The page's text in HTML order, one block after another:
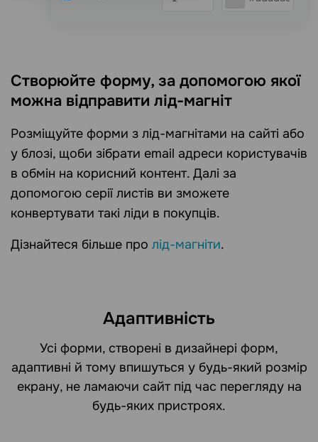
Створюйте форму, за допомогою якої
можна відправити лід-магніт
Розміщуйте форми з лід-магнітами на сайті або
у блозі, щоби зібрати email адреси користувачів
в обмін на корисний контент. Далі за
допомогою серії листів ви зможете
конвертувати такі ліди в покупців.
Дізнайтеся більше про лід-магніти.
Адаптивність
Усі форми, створені в дизайнері форм,
адаптивні й тому впишуться у будь-який розмір
екрану, не ламаючи сайт під час перегляду на
будь-яких пристроях.